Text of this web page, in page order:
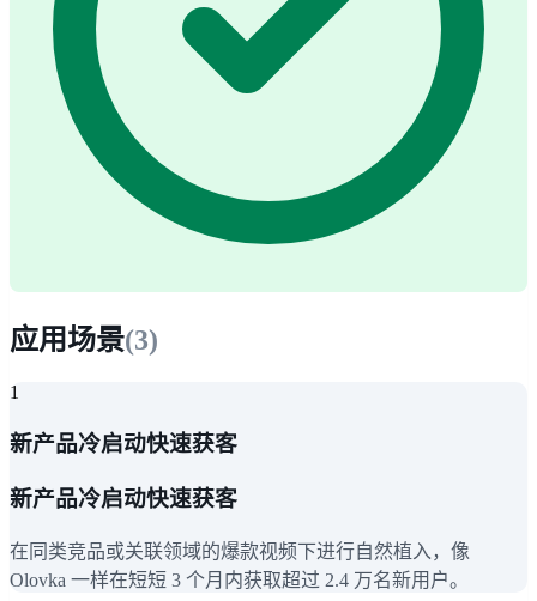
应用场景(3)
1
新产品冷启动快速获客
新产品冷启动快速获客
在同类竞品或关联领域的爆款视频下进行自然植入，像
Olovka 一样在短短 3 个月内获取超过 2.4 万名新用户。